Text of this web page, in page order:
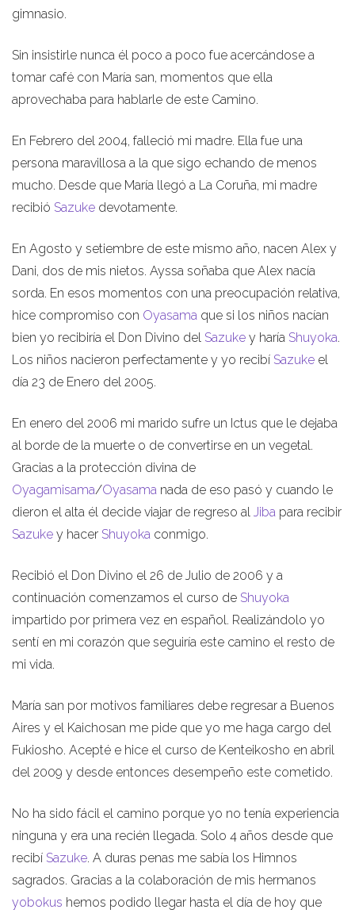
gimnasio.
Sin insistirle nunca él poco a poco fue acercándose a
tomar café con María san, momentos que ella
aprovechaba para hablarle de este Camino.
En Febrero del 2004, falleció mi madre. Ella fue una
persona maravillosa a la que sigo echando de menos
mucho. Desde que María llegó a La Coruña, mi madre
recibió Sazuke devotamente.
En Agosto y setiembre de este mismo año, nacen Alex y
Dani, dos de mis nietos. Ayssa soñaba que Alex nacía
sorda. En esos momentos con una preocupación relativa,
hice compromiso con Oyasama que si los niños nacían
bien yo recibiría el Don Divino del Sazuke y haría Shuyoka.
Los niños nacieron perfectamente y yo recibí Sazuke el
día 23 de Enero del 2005.
En enero del 2006 mi marido sufre un Ictus que le dejaba
al borde de la muerte o de convertirse en un vegetal.
Gracias a la protección divina de
Oyagamisama/Oyasama nada de eso pasó y cuando le
dieron el alta él decide viajar de regreso al Jiba para recibir
Sazuke y hacer Shuyoka conmigo.
Recibió el Don Divino el 26 de Julio de 2006 y a
continuación comenzamos el curso de Shuyoka
impartido por primera vez en español. Realizándolo yo
sentí en mi corazón que seguiría este camino el resto de
mi vida.
María san por motivos familiares debe regresar a Buenos
Aires y el Kaichosan me pide que yo me haga cargo del
Fukiosho. Acepté e hice el curso de Kenteikosho en abril
del 2009 y desde entonces desempeño este cometido.
No ha sido fácil el camino porque yo no tenía experiencia
ninguna y era una recién llegada. Solo 4 años desde que
recibí Sazuke. A duras penas me sabía los Himnos
sagrados. Gracias a la colaboración de mis hermanos
yobokus hemos podido llegar hasta el día de hoy que